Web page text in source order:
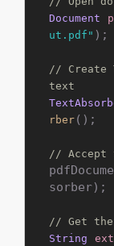
Document
ut.pdf" );
// Create
text
rber ();
// Accept
sorber);
// Get
String